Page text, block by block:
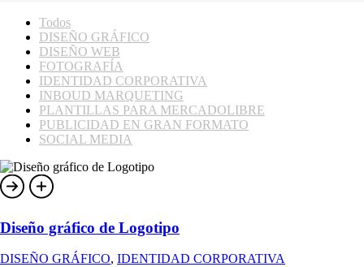
Todos
DISEÑO GRÁFICO
DISEÑO WEB
FOTOGRAFÍA
IDENTIDAD CORPORATIVA
INBOUD MARQUETING
PLANTILLAS PARA MERCADOLIBRE
PUBLICIDAD EN GRAN FORMATO
SOCIAL MEDIA
Diseño gráfico de Logotipo
DISEÑO GRÁFICO, IDENTIDAD CORPORATIVA